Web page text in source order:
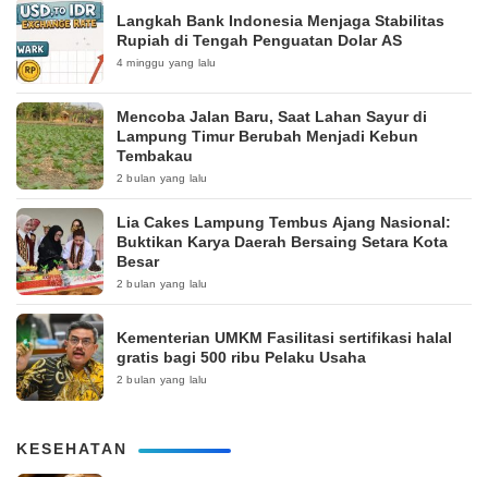
Langkah Bank Indonesia Menjaga Stabilitas
Rupiah di Tengah Penguatan Dolar AS
4 minggu yang lalu
Mencoba Jalan Baru, Saat Lahan Sayur di
Lampung Timur Berubah Menjadi Kebun
Tembakau
2 bulan yang lalu
Lia Cakes Lampung Tembus Ajang Nasional:
Buktikan Karya Daerah Bersaing Setara Kota
Besar
2 bulan yang lalu
Kementerian UMKM Fasilitasi sertifikasi halal
gratis bagi 500 ribu Pelaku Usaha
2 bulan yang lalu
KESEHATAN